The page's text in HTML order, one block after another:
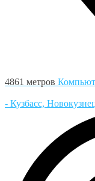
4861 метров
- Кузбасс,